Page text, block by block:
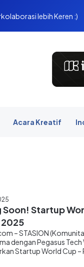
lebih Keren :)
Acara Kreatif
Soon! Startup
– STASION
dengan Pegasus Tech
Startup World Cup –